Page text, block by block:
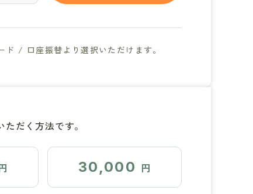
/ 口座振替より選択いただけます。
だく方法です。
30,000 円